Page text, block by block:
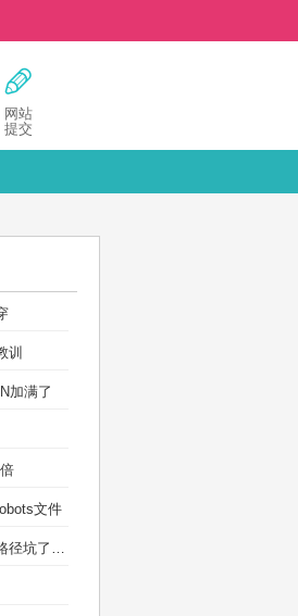
网站
提交
训
加满了
文件
省了几千块买服务，结果被一个路径坑了两宿